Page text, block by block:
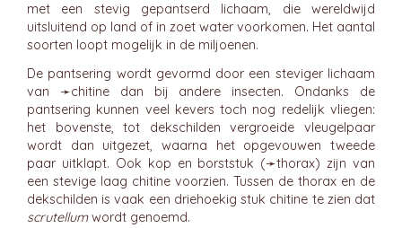
met een stevig gepantserd lichaam, die wereldwijd
uitsluitend op land of in zoet water voorkomen. Het aantal
soorten loopt mogelijk in de miljoenen.
De pantsering wordt gevormd door een steviger lichaam
van ➛chitinedan bij andere insecten. Ondanks de
pantsering kunnen veel kevers toch nog redelijk vliegen:
het bovenste, tot dekschilden vergroeide vleugelpaar
wordt dan uitgezet, waarna het opgevouwen tweede
paar uitklapt. Ook kop en borststuk (➛thorax) zijn van
een stevige laag chitine voorzien. Tussen de thorax en de
dekschilden is vaak een driehoekig stuk chitine te zien dat
scrutellumwordt genoemd.